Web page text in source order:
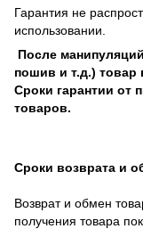
Гарантия не
использовании.
После
пошив и т.д.) товар
Сроки гарантии от
товаров.
Сроки возврата и
Возврат и обмен
получения товара